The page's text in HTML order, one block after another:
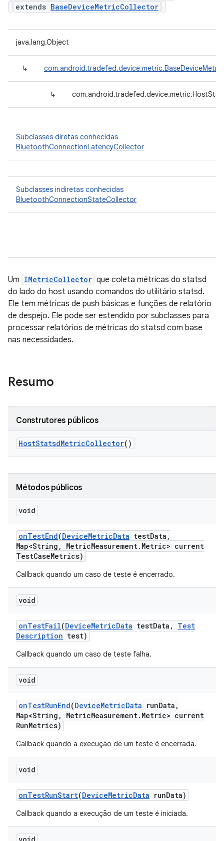
extends BaseDeviceMetricCollector
java.lang.Object
↳
↳
Subclasses diretas conhecidas
BluetoothConnectionLatencyCollector
Subclasses indiretas conhecidas
BluetoothConnectionStateCollector
Um IMetricCollector que coleta métricas do statsd
do lado do host usando comandos do utilitário statsd.
Ele tem métricas de push básicas e funções de relatório
de despejo. Ele pode ser estendido por subclasses para
processar relatórios de métricas do statsd com base
nas necessidades.
Resumo
Construtores públicos
HostStatsdMetricCollector()
Métodos públicos
void
onTestEnd(DeviceMetricData testData ,
Map<String , MetricMeasurement. Metric> current
TestCaseMetrics)
Callback quando um caso de teste é encerrado.
void
onTestFail(DeviceMetricData testData ,
Test
Description test)
Callback quando um caso de teste falha.
void
onTestRunEnd(DeviceMetricData runData ,
Map<String , MetricMeasurement. Metric> current
RunMetrics)
Callback quando a execução de um teste é encerrada.
void
onTestRunStart(DeviceMetricData runData)
Callback quando a execução de um teste é iniciada.